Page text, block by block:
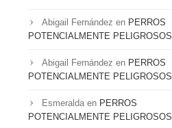
Abigail Fernández en PERROS
POTENCIALMENTE PELIGROSOS
Abigail Fernández en PERROS
POTENCIALMENTE PELIGROSOS
Esmeraldaen PERROS
POTENCIALMENTE PELIGROSOS